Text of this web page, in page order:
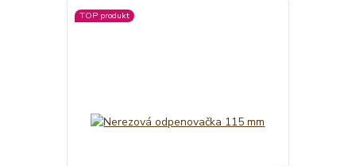
TOP produkt